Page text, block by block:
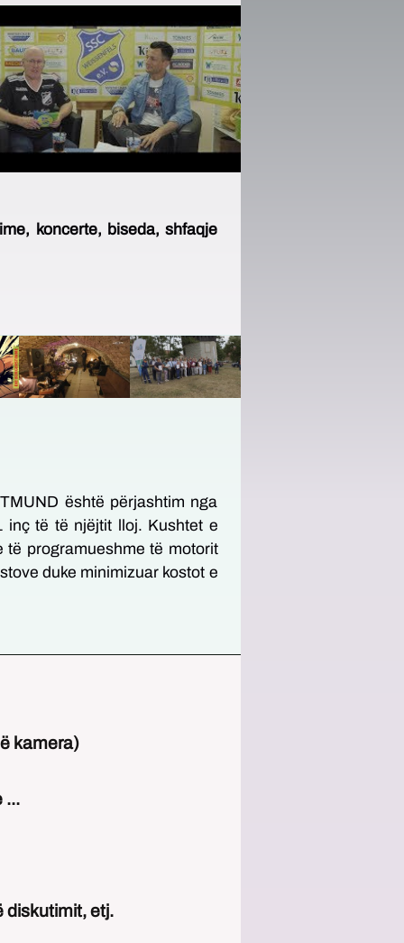
koncerte, biseda, shfaqje
është përjashtim nga
inç të të njëjtit lloj. Kushtet e
të programueshme të motorit
duke minimizuar kostot e
kamera)
...
diskutimit, etj.